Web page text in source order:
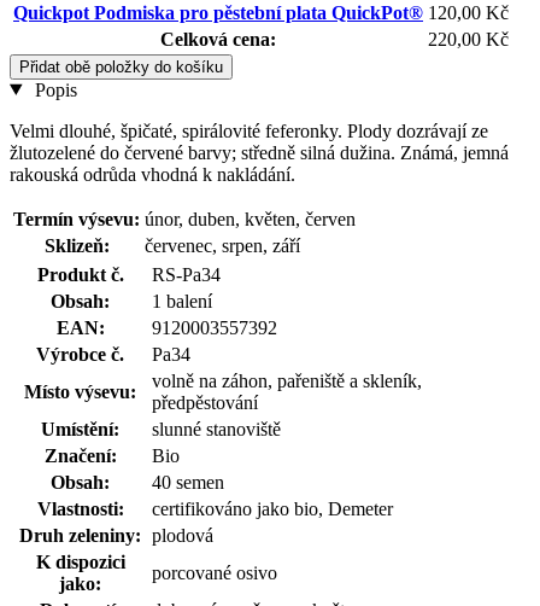
Quickpot Podmiska pro pěstební plata QuickPot® 120,00 Kč
Celková cena:
220,00 Kč
Přidat obě položky do košíku
Popis
Velmi dlouhé, špičaté, spirálovité feferonky. Plody dozrávají ze
žlutozelené do červené barvy; středně silná dužina. Známá, jemná
rakouská odrůda vhodná k nakládání.
Termín výsevu: únor, duben, květen, červen
Sklizeň:
červenec, srpen, září
Produkt č.
RS-Pa34
Obsah:
1 balení
EAN:
9120003557392
Výrobce č.
Pa34
Místo výsevu:
volně na záhon, pařeniště a skleník,
předpěstování
Umístění:
slunné stanoviště
Značení:
Bio
Obsah:
40 semen
Vlastnosti:
certifikováno jako bio, Demeter
Druh zeleniny: plodová
K dispozici
jako:
porcované osivo